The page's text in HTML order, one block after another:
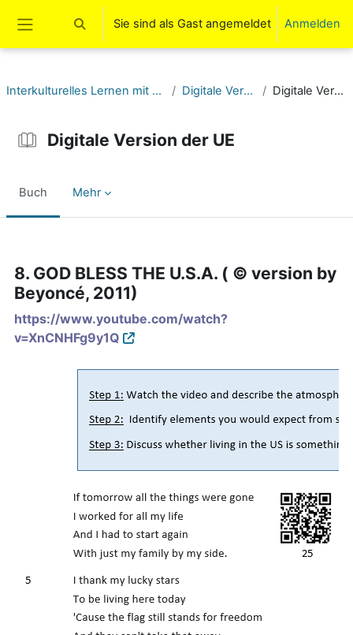
Website-Übersicht
Sucheingabe umschalten
Sie sind als Gast angemeldet Anmelden
Interkulturelles Lernen mit Songs (USA) (11-13) Digitale Version der UE Digitale Version der UE
Digitale Version der UE
Buch Mehr
8. GOD BLESS THE U.S.A. ( © version by
Beyoncé, 2011)
https://www.youtube.com/watch?
v=XnCNHFg9y1Q